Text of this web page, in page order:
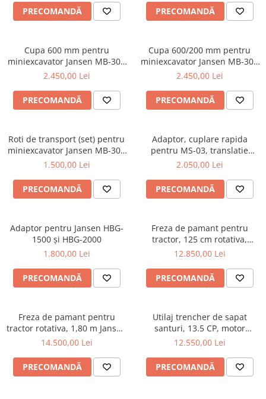
Pluguri
Tamburi de nivelare
Miniexcavatoare
Buldoexcavatoare
Cupe
Freze de zapada
Incarcatoare frontale
Masini batut stalpi
Masini de sapat santuri
Motocultoare si accesorii
Retroexcavatoare
Utilaje sapat si prasit
Prasitoare
Piese de schimb
Piese schimb miniexcavatoare
PRECOMANDĂ PRECOMANDĂ
Cupa 600 mm pentru
miniexcavator Jansen MB-300
/ MB-360
2.450,00 Lei
PRECOMANDĂ
Cupa 600/200 mm pentru
miniexcavator Jansen MB-300
/ MB-360
2.450,00 Lei
PRECOMANDĂ
Roti de transport (set) pentru
miniexcavator Jansen MB-300
/ MB-360
1.500,00 Lei
PRECOMANDĂ
Adaptor, cuplare rapida
pentru MS-03, translatie
hidraulica, HBG-1500
2.050,00 Lei
PRECOMANDĂ
Adaptor pentru Jansen HBG-
1500 și HBG-2000
1.800,00 Lei
PRECOMANDĂ
Freza de pamant pentru
tractor, 125 cm rotativa,
conectare cardan PTO, Jansen
12.850,00 Lei
PRECOMANDĂ
Freza de pamant pentru
tractor rotativa, 1,80 m Jansen
TBF-180
14.500,00 Lei
PRECOMANDĂ
Utilaj trencher de sapat
santuri, 13.5 CP, motor
benzina, Jansen GF-600pro
12.550,00 Lei
PRECOMANDĂ